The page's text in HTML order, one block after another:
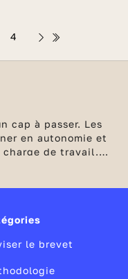
4
cap à passer. Les
en autonomie et
charge de travail.
denses et plus
Chaque élève
le brevet